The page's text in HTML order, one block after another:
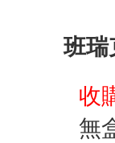
班
收
無